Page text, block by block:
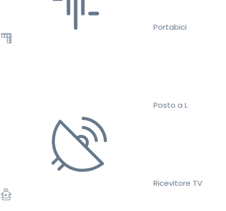
Portabici
Posto a L
Ricevitore TV